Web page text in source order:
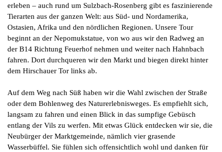
erleben – auch rund um Sulzbach-Rosenberg gibt es faszinierende
Tierarten aus der ganzen Welt: aus Süd- und Nordamerika,
Ostasien, Afrika und den nördlichen Regionen. Unsere Tour
beginnt an der Nepomukstatue, von wo aus wir den Radweg an
der B14 Richtung Feuerhof nehmen und weiter nach Hahnbach
fahren. Dort durchqueren wir den Markt und biegen direkt hinter
dem Hirschauer Tor links ab.
Auf dem Weg nach Süß haben wir die Wahl zwischen der Straße
oder dem Bohlenweg des Naturerlebnisweges. Es empfiehlt sich,
langsam zu fahren und einen Blick in das sumpfige Gebüsch
entlang der Vils zu werfen. Mit etwas Glück entdecken wir sie, die
Neubürger der Marktgemeinde, nämlich vier grasende
Wasserbüffel. Sie fühlen sich offensichtlich wohl und danken für